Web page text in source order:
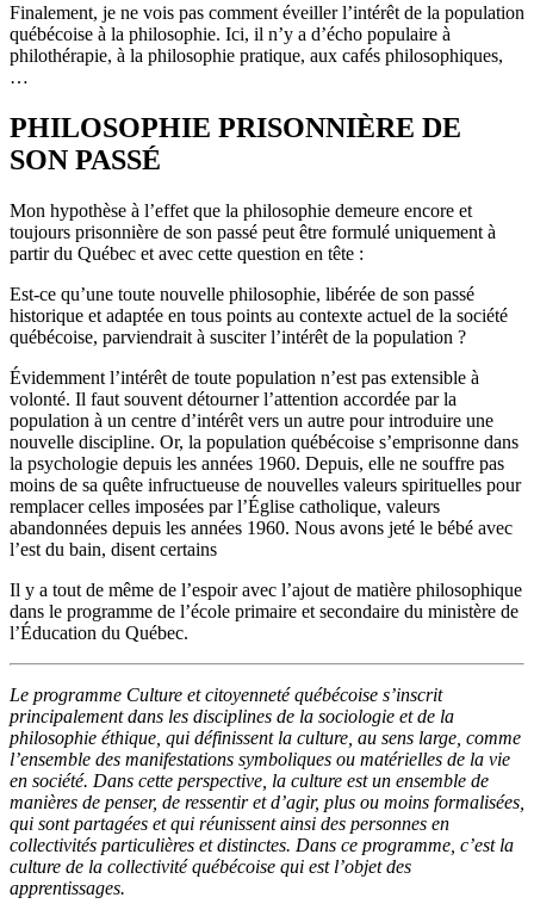
Finalement, je ne vois pas comment éveiller l’intérêt de la population
québécoise à la philosophie. Ici, il n’y a d’écho populaire à
philothérapie, à la philosophie pratique, aux cafés philosophiques,
…
PHILOSOPHIE PRISONNIÈRE DE
SON PASSÉ
Mon hypothèse à l’effet que la philosophie demeure encore et
toujours prisonnière de son passé peut être formulé uniquement à
partir du Québec et avec cette question en tête :
Est-ce qu’une toute nouvelle philosophie, libérée de son passé
historique et adaptée en tous points au contexte actuel de la société
québécoise, parviendrait à susciter l’intérêt de la population ?
Évidemment l’intérêt de toute population n’est pas extensible à
volonté. Il faut souvent détourner l’attention accordée par la
population à un centre d’intérêt vers un autre pour introduire une
nouvelle discipline. Or, la population québécoise s’emprisonne dans
la psychologie depuis les années 1960. Depuis, elle ne souffre pas
moins de sa quête infructueuse de nouvelles valeurs spirituelles pour
remplacer celles imposées par l’Église catholique, valeurs
abandonnées depuis les années 1960. Nous avons jeté le bébé avec
l’est du bain, disent certains
Il y a tout de même de l’espoir avec l’ajout de matière philosophique
dans le programme de l’école primaire et secondaire du ministère de
l’Éducation du Québec.
Le programme Culture et citoyenneté québécoise s’inscrit
principalement dans les disciplines de la sociologie et de la
philosophie éthique, qui définissent la culture, au sens large, comme
l’ensemble des manifestations symboliques ou matérielles de la vie
en société. Dans cette perspective, la culture est un ensemble de
manières de penser, de ressentir et d’agir, plus ou moins formalisées,
qui sont partagées et qui réunissent ainsi des personnes en
collectivités particulières et distinctes. Dans ce programme, c’est la
culture de la collectivité québécoise qui est l’objet des
apprentissages.